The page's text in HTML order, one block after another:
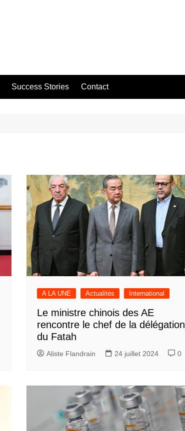
Success Stories Contact
A LA UNE Actualités International
Le ministre chinois des AE
rencontre le chef de la délégation
du Fatah
Aliste Flandrain 24 juillet 2024 0